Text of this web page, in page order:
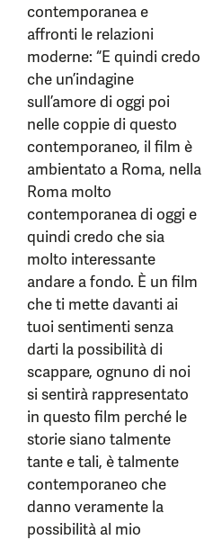
contemporanea e
affronti le relazioni
moderne: “E quindi credo
che un’indagine
sull’amore di oggi poi
nelle coppie di questo
contemporaneo, il film è
ambientato a Roma, nella
Roma molto
contemporanea di oggi e
quindi credo che sia
molto interessante
andare a fondo. È un film
che ti mette davanti ai
tuoi sentimenti senza
darti la possibilità di
scappare, ognuno di noi
si sentirà rappresentato
in questo film perché le
storie siano talmente
tante e tali, è talmente
contemporaneo che
danno veramente la
possibilità al mio